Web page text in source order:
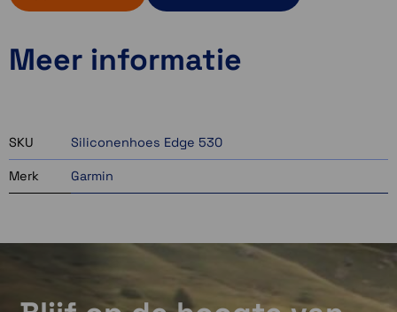
Momenteel even niet op voorraad
Momenteel even niet op voorraad
Meer informatie
SKU Siliconenhoes Edge 530
Merk Garmin